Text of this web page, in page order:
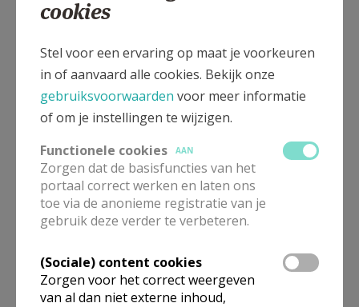
Stuur een mailtje
Google Maps
Pastoraal
medeverantwoordelijke
Dhr.GilbertPutzeis
Eikenstraat 15
3500 HASSELT
cookies
Stel voor een ervaring op maat je voorkeuren
in of aanvaard alle cookies. Bekijk onze
gebruiksvoorwaarden voor meer informatie
of om je instellingen te wijzigen.
Functionele cookies
AAN
Zorgen dat de basisfuncties van het
portaal correct werken en laten ons
toe via de anonieme registratie van je
gebruik deze verder te verbeteren.
(Sociale) content cookies
Zorgen voor het correct weergeven
van al dan niet externe inhoud,